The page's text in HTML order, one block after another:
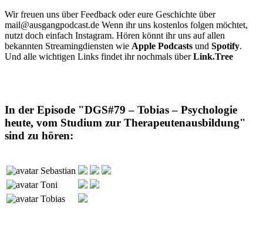
Wir freuen uns über Feedback oder eure Geschichte über
mail@ausgangpodcast.de Wenn ihr uns kostenlos folgen möchtet,
nutzt doch einfach Instagram. Hören könnt ihr uns auf allen
bekannten Streamingdiensten wie Apple Podcasts und Spotify.
Und alle wichtigen Links findet ihr nochmals überLink.Tree
In der Episode "DGS#79 – Tobias – Psychologie
heute, vom Studium zur Therapeutenausbildung"
sind zu hören:
Sebastian
Toni
Tobias